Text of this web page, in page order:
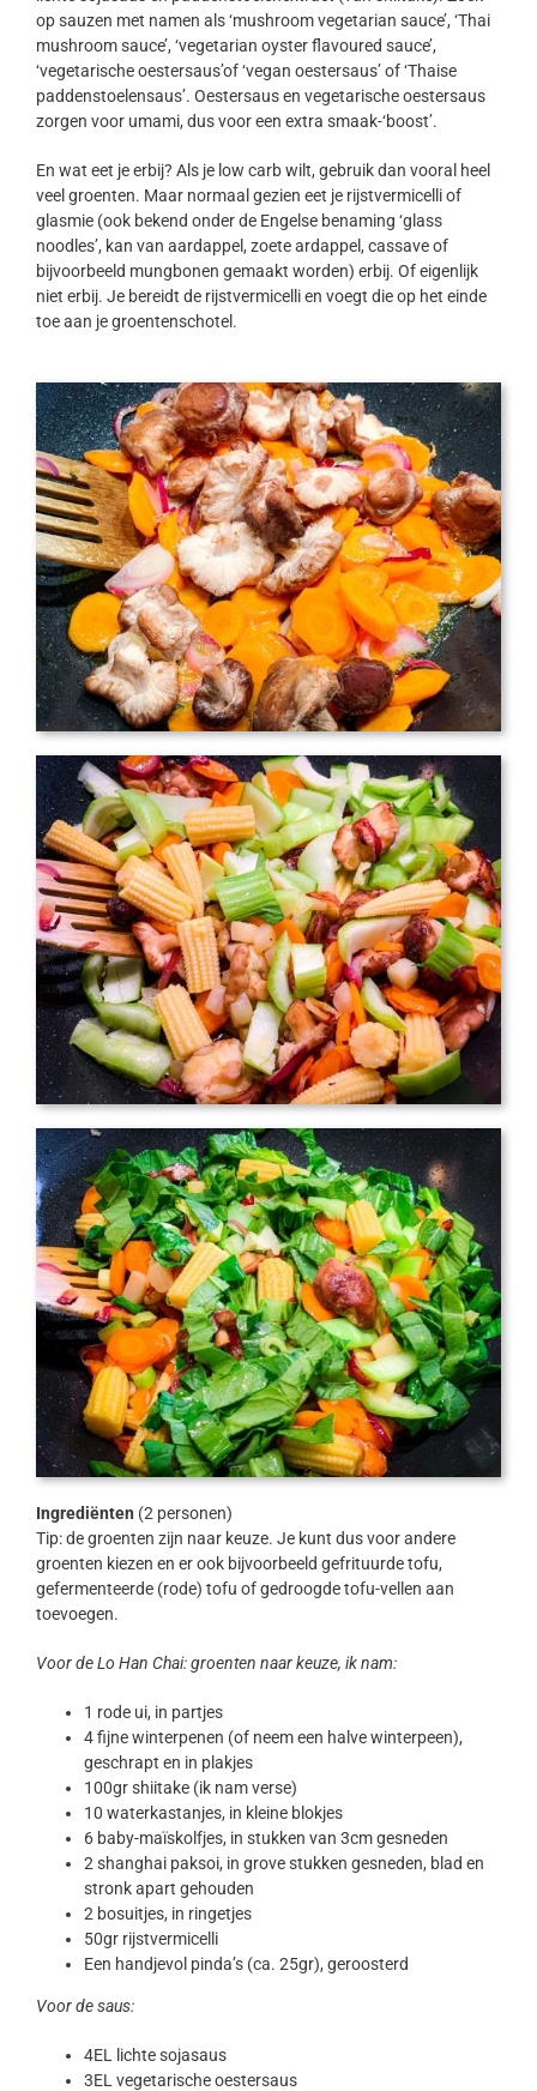
op sauzen met namen als ‘mushroom vegetarian sauce’, ‘Thai
mushroom sauce’, ‘vegetarian oyster flavoured sauce’,
‘vegetarische oestersaus’of ‘vegan oestersaus’ of ‘Thaise
paddenstoelensaus’. Oestersaus en vegetarische oestersaus
zorgen voor umami, dus voor een extra smaak-‘boost’.
En wat eet je erbij? Als je low carb wilt, gebruik dan vooral heel
veel groenten. Maar normaal gezien eet je rijstvermicelli of
glasmie (ook bekend onder de Engelse benaming ‘glass
noodles’, kan van aardappel, zoete ardappel, cassave of
bijvoorbeeld mungbonen gemaakt worden) erbij. Of eigenlijk
niet erbij. Je bereidt de rijstvermicelli en voegt die op het einde
toe aan je groentenschotel.
Ingrediënten (2 personen)
Tip: de groenten zijn naar keuze. Je kunt dus voor andere
groenten kiezen en er ook bijvoorbeeld gefrituurde tofu,
gefermenteerde (rode) tofu of gedroogde tofu-vellen aan
toevoegen.
Voor de Lo Han Chai: groenten naar keuze, ik nam:
1 rode ui, in partjes
4 fijne winterpenen (of neem een halve winterpeen),
geschrapt en in plakjes
100gr shiitake (ik nam verse)
10 waterkastanjes, in kleine blokjes
6 baby-maïskolfjes, in stukken van 3cm gesneden
2 shanghai paksoi, in grove stukken gesneden, blad en
stronk apart gehouden
2 bosuitjes, in ringetjes
50gr rijstvermicelli
Een handjevol pinda’s (ca. 25gr), geroosterd
Voor de saus:
4EL lichte sojasaus
3EL vegetarische oestersaus